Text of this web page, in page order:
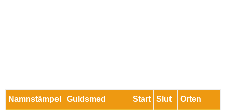
Namnstämpel Guldsmed Start Slut Orten